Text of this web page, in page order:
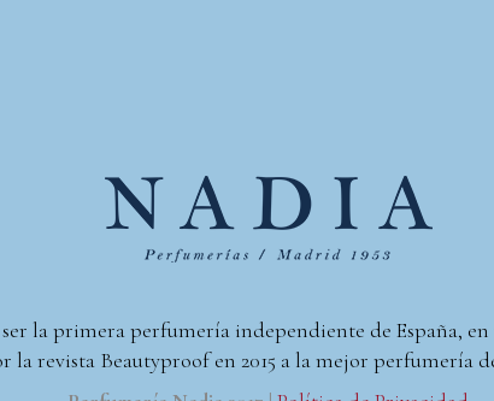
ser la primera perfumería independiente de España,
la revista Beautyproof en 2015 a la mejor perfumería